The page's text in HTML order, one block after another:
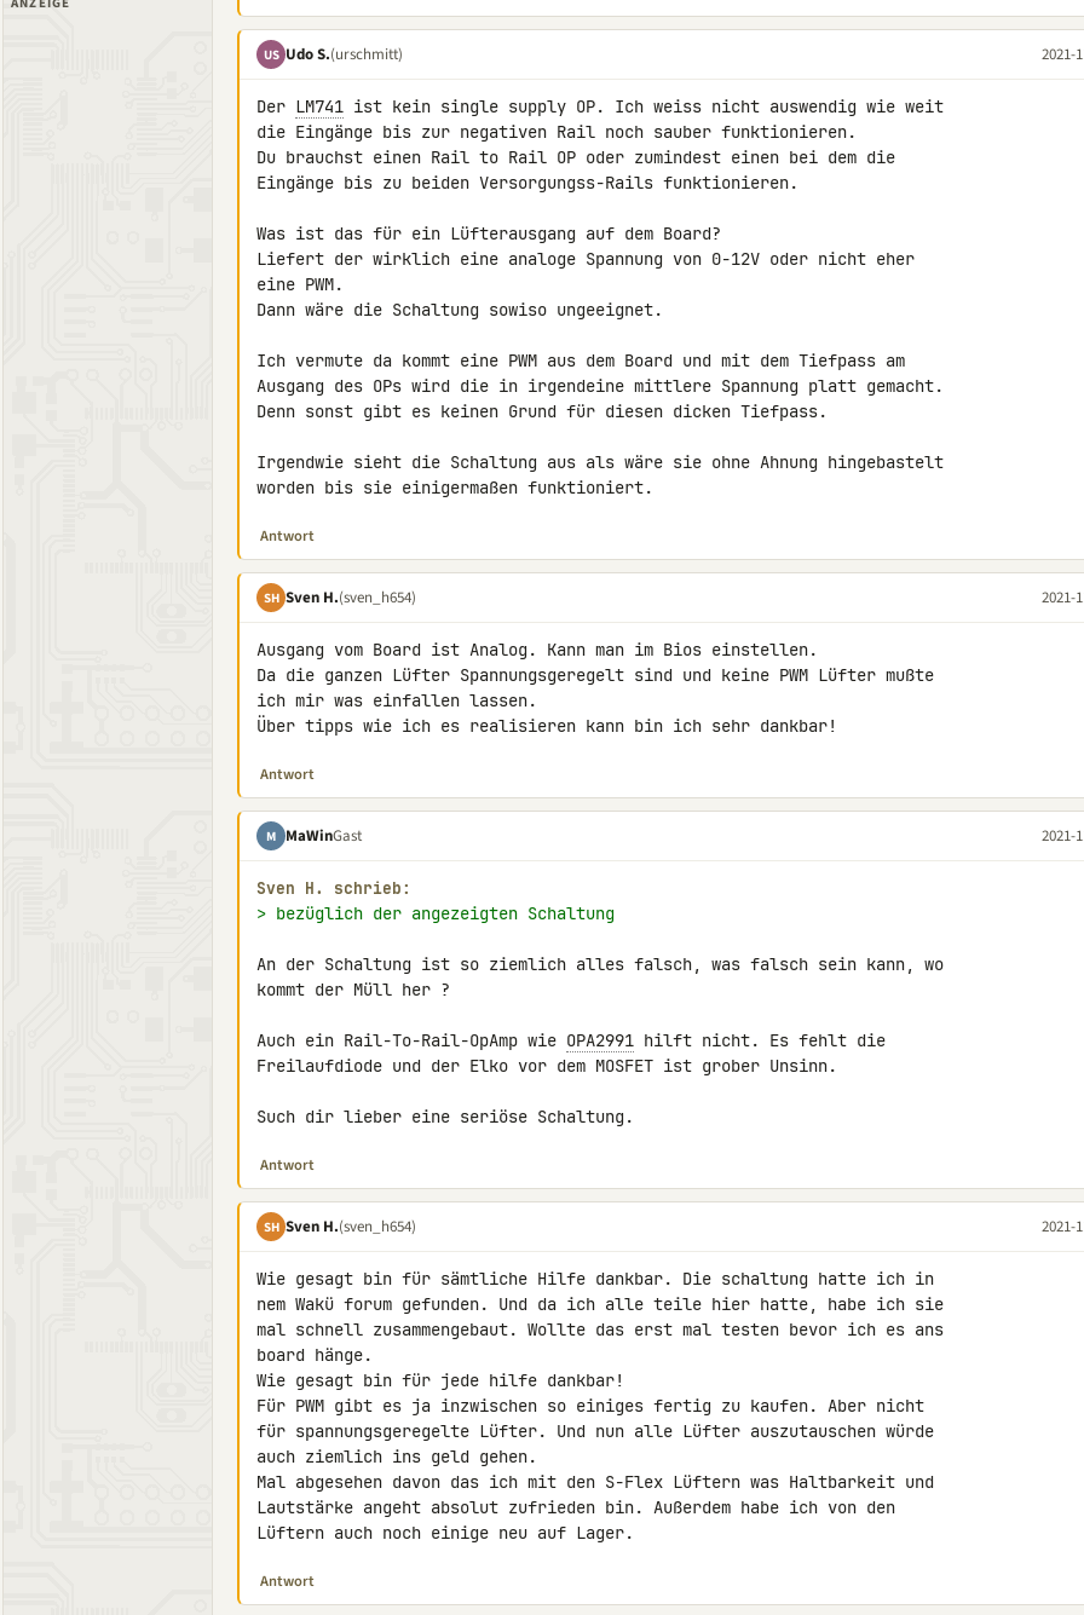
US Udo S.(urschmitt) 2021-
Der LM741 ist kein single supply OP. Ich weiss nicht auswendig wie weit
die Eingänge bis zur negativen Rail noch sauber funktionieren.
Du brauchst einen Rail to Rail OP oder zumindest einen bei dem die
Eingänge bis zu beiden Versorgungss-Rails funktionieren.
Was ist das für ein Lüfterausgang auf dem Board?
Liefert der wirklich eine analoge Spannung von 0-12V oder nicht eher
eine PWM.
Dann wäre die Schaltung sowiso ungeeignet.
Ich vermute da kommt eine PWM aus dem Board und mit dem Tiefpass am
Ausgang des OPs wird die in irgendeine mittlere Spannung platt gemacht.
Denn sonst gibt es keinen Grund für diesen dicken Tiefpass.
Irgendwie sieht die Schaltung aus als wäre sie ohne Ahnung hingebastelt
worden bis sie einigermaßen funktioniert.
Antwort
SH Sven H.(sven_h654) 2021-
Ausgang vom Board ist Analog. Kann man im Bios einstellen.
Da die ganzen Lüfter Spannungsgeregelt sind und keine PWM Lüfter mußte
ich mir was einfallen lassen.
Über tipps wie ich es realisieren kann bin ich sehr dankbar!
Antwort
M MaWinGast 2021-
Sven H. schrieb:
> bezüglich der angezeigten Schaltung
An der Schaltung ist so ziemlich alles falsch, was falsch sein kann, wo
kommt der Müll her ?
Auch ein Rail-To-Rail-OpAmp wie OPA2991 hilft nicht. Es fehlt die
Freilaufdiode und der Elko vor dem MOSFET ist grober Unsinn.
Such dir lieber eine seriöse Schaltung.
Antwort
SH Sven H.(sven_h654) 2021-
Wie gesagt bin für sämtliche Hilfe dankbar. Die schaltung hatte ich in
nem Wakü forum gefunden. Und da ich alle teile hier hatte, habe ich sie
mal schnell zusammengebaut. Wollte das erst mal testen bevor ich es ans
board hänge.
Wie gesagt bin für jede hilfe dankbar!
Für PWM gibt es ja inzwischen so einiges fertig zu kaufen. Aber nicht
für spannungsgeregelte Lüfter. Und nun alle Lüfter auszutauschen würde
auch ziemlich ins geld gehen.
Mal abgesehen davon das ich mit den S-Flex Lüftern was Haltbarkeit und
Lautstärke angeht absolut zufrieden bin. Außerdem habe ich von den
Lüftern auch noch einige neu auf Lager.
Antwort